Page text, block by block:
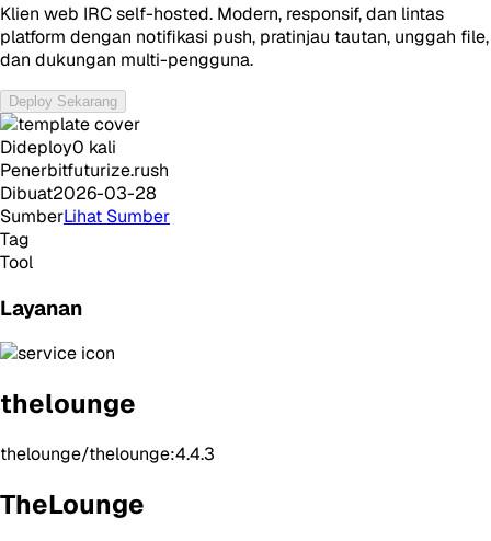
Klien web IRC self-hosted. Modern, responsif, dan lintas
platform dengan notifikasi push, pratinjau tautan, unggah file,
dan dukungan multi-pengguna.
Deploy Sekarang
Dideploy0 kali
Penerbitfuturize.rush
Dibuat2026-03-28
SumberLihat Sumber
Tag
Tool
Layanan
thelounge
thelounge/thelounge:4.4.3
TheLounge